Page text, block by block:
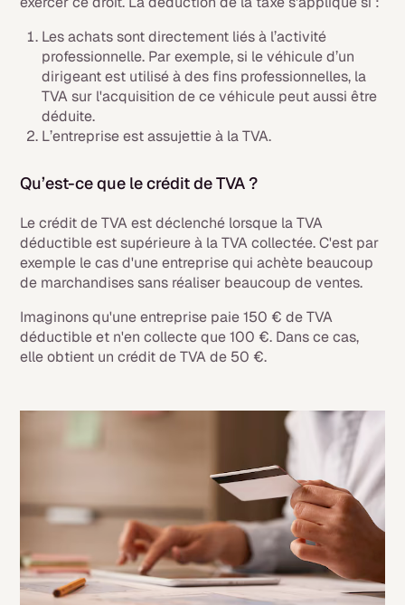
Les achats sont directement liés à l’activité
professionnelle. Par exemple, si le véhicule d’un
dirigeant est utilisé à des fins professionnelles, la
TVA sur l'acquisition de ce véhicule peut aussi être
déduite.
L’entreprise est assujettie à la TVA.
Qu’est-ce que le crédit de TVA ?
Le crédit de TVA est déclenché lorsque la TVA
déductible est supérieure à la TVA collectée. C'est par
exemple le cas d'une entreprise qui achète beaucoup
de marchandises sans réaliser beaucoup de ventes.
Imaginons qu'une entreprise paie 150 € de TVA
déductible et n'en collecte que 100 €. Dans ce cas,
elle obtient un crédit de TVA de 50 €.